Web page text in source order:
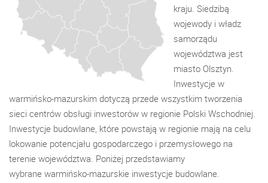
kraju. Siedzibą
wojewody i władz
samorządu
województwa jest
miasto Olsztyn.
Inwestycje w
warmińsko-mazurskim dotyczą przede wszystkim tworzenia
sieci centrów obsługi inwestorów w regionie Polski Wschodniej.
Inwestycje budowlane, które powstają w regionie mają na celu
lokowanie potencjału gospodarczego i przemysłowego na
terenie województwa. Poniżej przedstawiamy
wybrane warmińsko-mazurskie inwestycje budowlane.